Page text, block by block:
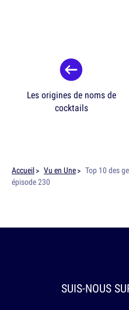
Les origines de noms de
cocktails
Accueil Vu en Une
Top 10 des
épisode 230
SUIS-NOUS